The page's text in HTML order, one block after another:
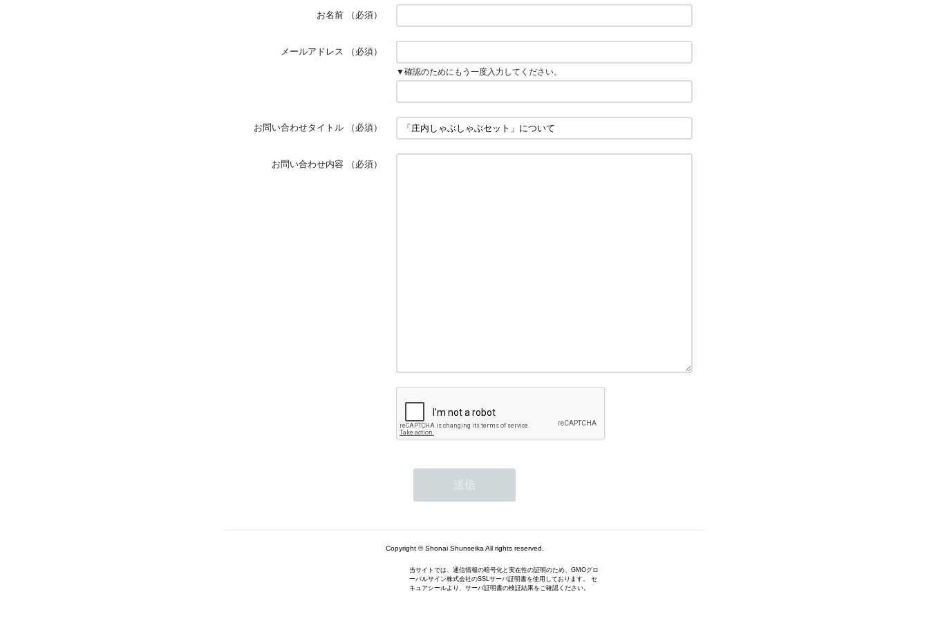
お名前 （必須）
メールアドレス （必須）
▼確認のためにもう一度入力してください。
お問い合わせタイトル （必須）
お問い合わせ内容 （必須）
Copyright © Shonai Shunseika All rights reserved.
当サイトでは、通信情報の暗号化と実在性の証明のため、GMOグロ
ーバルサイン株式会社のSSLサーバ証明書を使用しております。 セ
キュアシールより、サーバ証明書の検証結果をご確認ください。